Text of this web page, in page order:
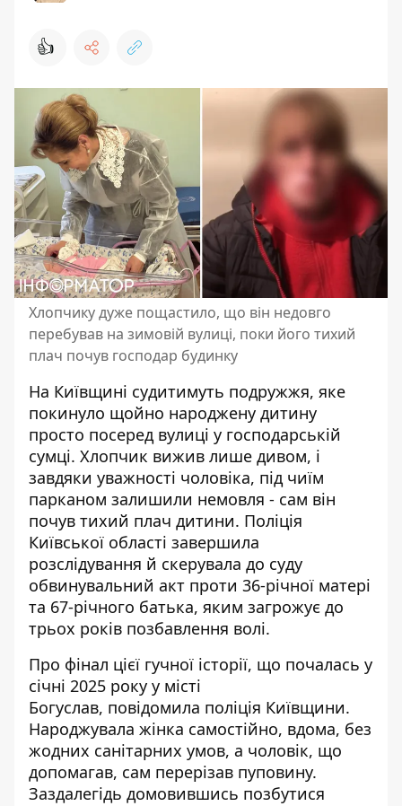
👍
Хлопчику дуже пощастило, що він недовго
перебував на зимовій вулиці, поки його тихий
плач почув господар будинку
На Київщині судитимуть подружжя, яке
покинуло щойно народжену дитину
просто посеред вулиці у господарській
сумці. Хлопчик вижив лише дивом, і
завдяки уважності чоловіка, під чиїм
парканом залишили немовля - сам він
почув тихий плач дитини. Поліція
Київської області завершила
розслідування й скерувала до суду
обвинувальний акт проти 36-річної матері
та 67-річного батька, яким загрожує до
трьох років позбавлення волі.
Про фінал цієї гучної історії, що почалась у
січні 2025 року у місті
Богуслав, повідомила поліція Київщини.
Народжувала жінка самостійно, вдома, без
жодних санітарних умов, а чоловік, що
допомагав, сам перерізав пуповину.
Заздалегідь домовившись позбутися